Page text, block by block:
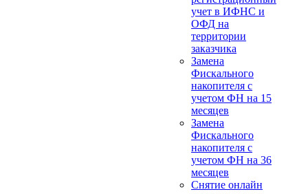
учет в ИФНС и
ОФД на
территории
заказчика
Замена
Фискального
накопителя с
учетом ФН на 15
месяцев
Замена
Фискального
накопителя с
учетом ФН на 36
месяцев
Снятие онлайн